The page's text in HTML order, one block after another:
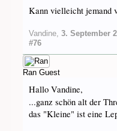
Kann vielleicht jemand
Vandine 3. September
#76
Ran Guest
Hallo Vandine,
...ganz schön alt der
das "Kleine" ist eine